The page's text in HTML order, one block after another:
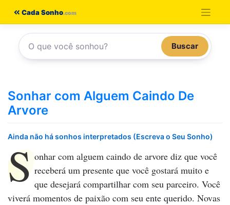
conteúdo
Cada Sonho
Buscar
Sonhar com Alguem Caindo De
Arvore
Ainda não há sonhos interpretados (Escreva o Seu Sonho)
S onhar com alguem caindo de arvore diz que você
receberá um presente que você gostará muito e
que desejará compartilhar com seu parceiro. Você
viverá momentos de paixão com seu ente querido. Novas